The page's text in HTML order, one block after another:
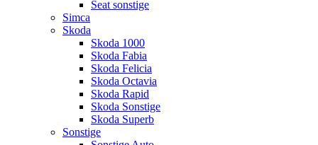
Seat sonstige
Simca
Skoda
Skoda 1000
Skoda Fabia
Skoda Felicia
Skoda Octavia
Skoda Rapid
Skoda Sonstige
Skoda Superb
Sonstige